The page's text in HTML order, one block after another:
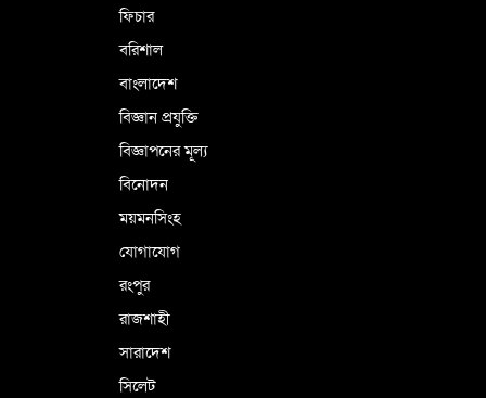
ফিচার
বরিশাল
বাংলাদেশ
বিজ্ঞান প্রযুক্তি
বিজ্ঞাপনের মূল্য
বিনোদন
ময়মনসিংহ
যোগাযোগ
রংপুর
রাজশাহী
সারাদেশ
সিলেট